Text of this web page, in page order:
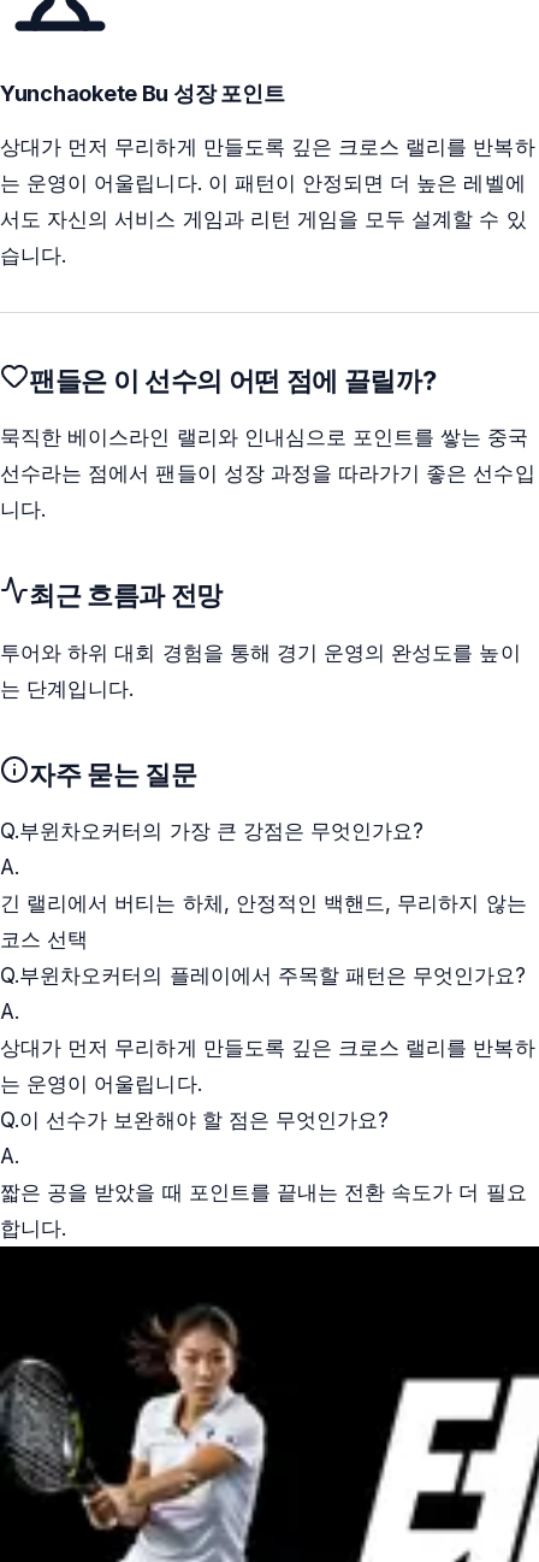
Yunchaokete Bu 성장 포인트
상대가 먼저 무리하게 만들도록 깊은 크로스 랠리를 반복하
는 운영이 어울립니다. 이 패턴이 안정되면 더 높은 레벨에
서도 자신의 서비스 게임과 리턴 게임을 모두 설계할 수 있
습니다.
팬들은 이 선수의 어떤 점에 끌릴까?
묵직한 베이스라인 랠리와 인내심으로 포인트를 쌓는 중국
선수라는 점에서 팬들이 성장 과정을 따라가기 좋은 선수입
니다.
최근 흐름과 전망
투어와 하위 대회 경험을 통해 경기 운영의 완성도를 높이
는 단계입니다.
자주 묻는 질문
Q.부윈차오커터의 가장 큰 강점은 무엇인가요?
A.
긴 랠리에서 버티는 하체, 안정적인 백핸드, 무리하지 않는
코스 선택
Q.부윈차오커터의 플레이에서 주목할 패턴은 무엇인가요?
A.
상대가 먼저 무리하게 만들도록 깊은 크로스 랠리를 반복하
는 운영이 어울립니다.
Q.이 선수가 보완해야 할 점은 무엇인가요?
A.
짧은 공을 받았을 때 포인트를 끝내는 전환 속도가 더 필요
합니다.